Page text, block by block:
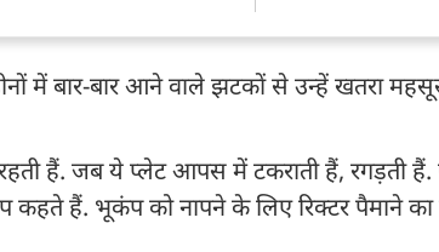
में बार-बार आने वाले झटकों से उन्हें खतरा
हैं. जब ये प्लेट आपस में टकराती हैं, रगड़ती
हैं. भूकंप को नापने के लिए रिक्टर पैमाने का